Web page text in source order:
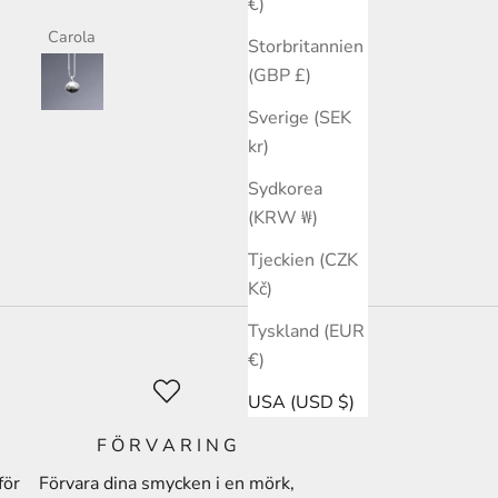
Storbritannien
(GBP £)
Sverige (SEK
kr)
Sydkorea
(KRW ₩)
Tjeckien (CZK
Kč)
Tyskland (EUR
€)
USA (USD $)
Carola Åsa Tingemar
F Ö R V A R I N G
Förvara dina smycken i en mörk,